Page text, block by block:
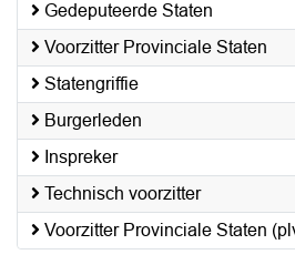
Gedeputeerde Staten
Voorzitter Provinciale Staten
Statengriffie
Burgerleden
Inspreker
Technisch voorzitter
Voorzitter Provinciale Staten